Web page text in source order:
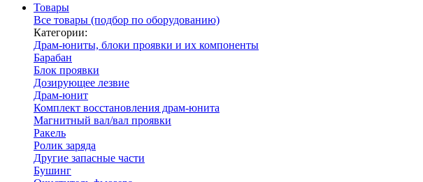
Товары
Все товары (подбор по оборудованию)
Категории:
Драм-юниты, блоки проявки и их компоненты
Барабан
Блок проявки
Дозирующее лезвие
Драм-юнит
Комплект восстановления драм-юнита
Магнитный вал/вал проявки
Ракель
Ролик заряда
Другие запасные части
Бушинг